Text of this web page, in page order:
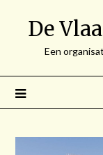
De
Een